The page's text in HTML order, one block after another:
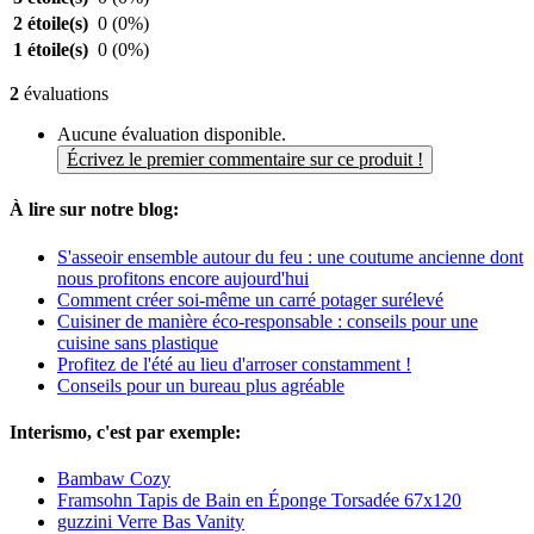
2 étoile(s) 0 (0%)
1 étoile(s) 0 (0%)
2 évaluations
Aucune évaluation disponible.
Écrivez le premier commentaire sur ce produit !
À lire sur notre blog:
S'asseoir ensemble autour du feu : une coutume ancienne dont
nous profitons encore aujourd'hui
Comment créer soi-même un carré potager surélevé
Cuisiner de manière éco-responsable : conseils pour une
cuisine sans plastique
Profitez de l'été au lieu d'arroser constamment !
Conseils pour un bureau plus agréable
Interismo, c'est par exemple:
Bambaw Cozy
Framsohn Tapis de Bain en Éponge Torsadée 67x120
guzzini Verre Bas Vanity